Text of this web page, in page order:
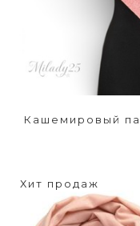
Кашемировый
Хит продаж